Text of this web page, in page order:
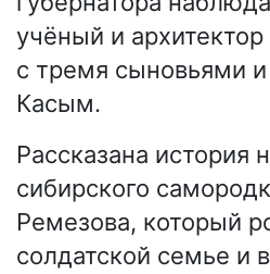
учёный и
с тремя сыновьями
Касым.
Рассказана история
сибирского
Ремезова, который
солдатской семье и